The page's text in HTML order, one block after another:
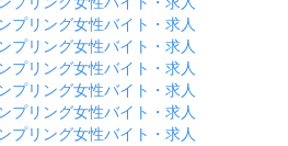
プリング女性バイト・求人
プリング女性バイト・求人
プリング女性バイト・求人
プリング女性バイト・求人
プリング女性バイト・求人
プリング女性バイト・求人